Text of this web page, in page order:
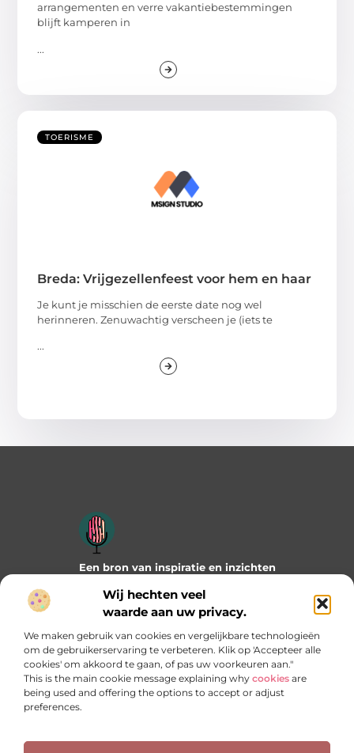
Wij hechten veel
waarde aan uw privacy.
We maken gebruik van cookies en vergelijkbare technologieën
om de gebruikerservaring te verbeteren. Klik op 'Accepteer alle
cookies' om akkoord te gaan, of pas uw voorkeuren aan."
This is the main cookie message explaining why cookies are
being used and offering the options to accept or adjust
preferences.
arrangementen en verre vakantiebestemmingen
blijft kamperen in
...
TOERISME
Breda: Vrijgezellenfeest voor hem en haar
Je kunt je misschien de eerste date nog wel
herinneren. Zenuwachtig verscheen je (iets te
...
Een bron van inspiratie en inzichten
praktische tips en verrassende invalshoeken die je verder
helpen. Laat je inspireren door wat mogelijk is!
Bericht categorie
Onze informatie